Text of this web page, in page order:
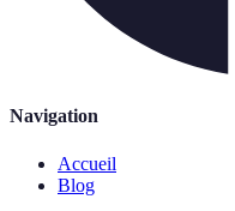
Navigation
Accueil
Blog